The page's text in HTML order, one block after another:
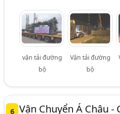
vận tải đường
bộ
Vận tải đường
bộ
6 Vận Chuyển Á Châu -